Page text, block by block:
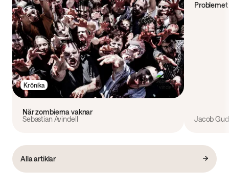
Krönika
När zombierna vaknar
Sebastian Avindell
Jacob
Alla artiklar